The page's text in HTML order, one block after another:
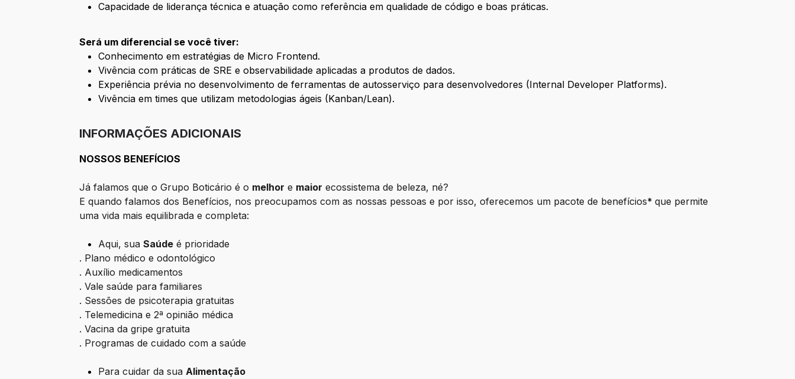
Capacidade de liderança técnica e atuação como referência em qualidade de código e boas práticas.
Será um diferencial se você tiver:
Conhecimento em estratégias de Micro Frontend.
Vivência com práticas de SRE e observabilidade aplicadas a produtos de dados.
Experiência prévia no desenvolvimento de ferramentas de autosserviço para desenvolvedores (Internal Developer Platforms).
Vivência em times que utilizam metodologias ágeis (Kanban/Lean).
INFORMAÇÕES ADICIONAIS
NOSSOS BENEFÍCIOS
Já falamos que o Grupo Boticário é o melhor e maior ecossistema de beleza, né?
E quando falamos dos Benefícios, nos preocupamos com as nossas pessoas e por isso, oferecemos um pacote de benefícios*que permite
uma vida mais equilibrada e completa:
Aqui, suaSaúde é prioridade
. Plano médico e odontológico
. Auxílio medicamentos
. Vale saúde para familiares
. Sessões de psicoterapia gratuitas
. Telemedicina e 2ª opinião médica
. Vacina da gripe gratuita
. Programas de cuidado com a saúde
Para cuidar da suaAlimentação